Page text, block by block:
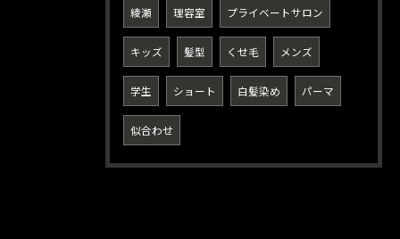
綾瀬 理容室 プライベートサロン
キッズ 髪型 くせ毛 メンズ
学生 ショート 白髪染め パーマ
似合わせ